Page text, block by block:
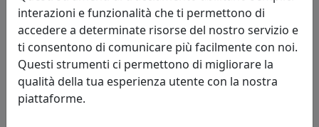
interazioni e funzionalità che ti permettono di
accedere a determinate risorse del nostro servizio e
ti consentono di comunicare più facilmente con noi.
Questi strumenti ci permettono di migliorare la
qualità della tua esperienza utente con la nostra
piattaforme.